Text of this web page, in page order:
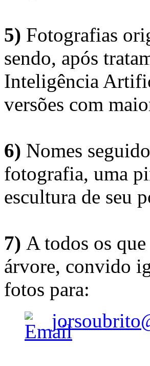
5) Fotografias
sendo, após
Inteligência
versões com
6) Nomes
fotografia, uma
escultura de seu
7) A todos os
árvore, convido
fotos para: